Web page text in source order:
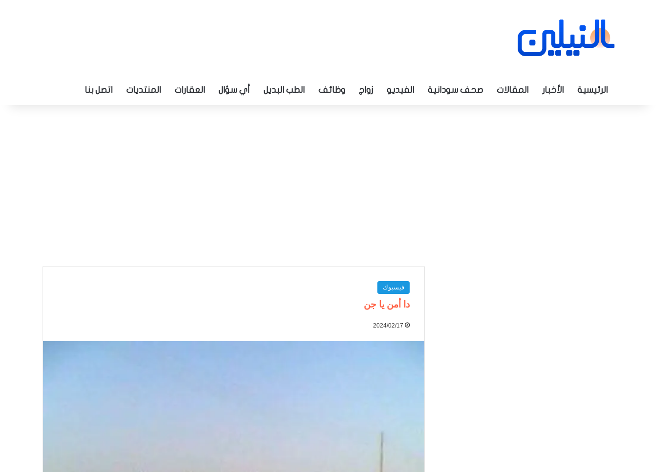
الرئيسية الأخبار المقالات صحف سودانية الفيديو زواج وظائف الطب البديل أي سؤال العقارات المنتديات اتصل بنا
فيسبوك
دا أمن يا جن
2024/02/17